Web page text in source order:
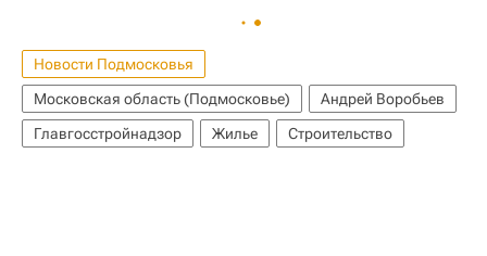
Новости Подмосковья
Московская область (Подмосковье)
Андрей Воробьев
Главгосстройнадзор
Жилье Строительство